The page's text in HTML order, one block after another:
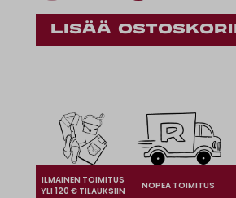
ILMAINEN TOIMITUS
YLI 120 € TILAUKSIIN
NOPEA TOIMITUS